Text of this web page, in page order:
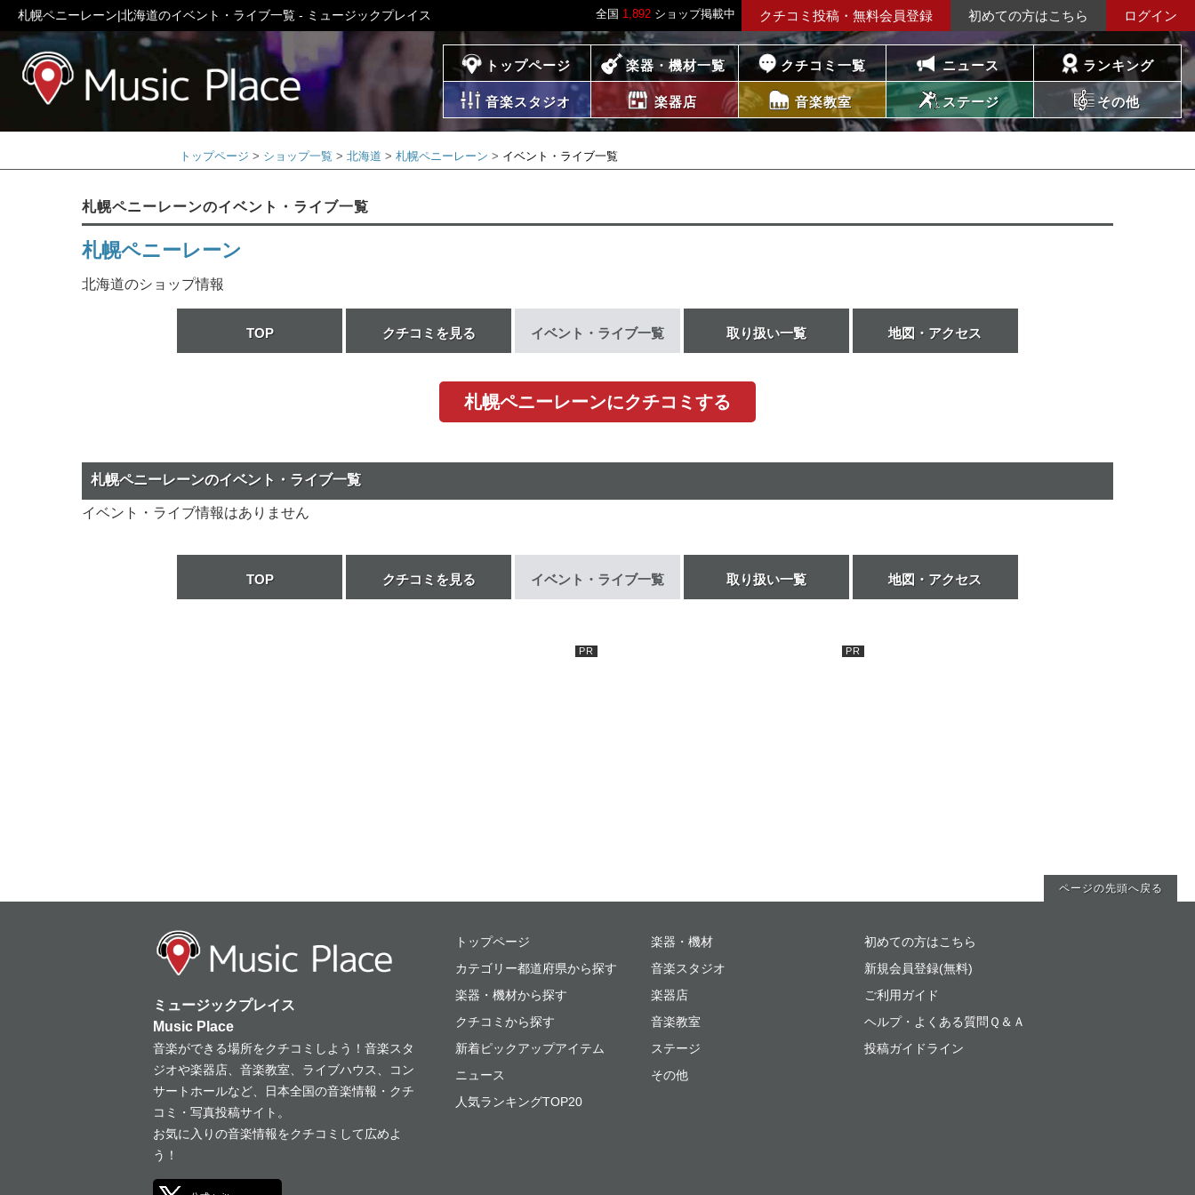
全国 1,892 ショップ掲載中 クチコミ投稿・無料会員登録 初めての方はこちら ログイン
札幌ペニーレーン|北海道のイベント・ライブ一覧 - ミュージックプレイス
ミュージックプレイス トップページ 楽器・機材一覧 クチコミ一覧 ニュース ランキング
音楽スタジオ 楽器店 音楽教室 ステージ その他
トップページ ショップ一覧 北海道 札幌ペニーレーン イベント・ライブ一覧
札幌ペニーレーンのイベント・ライブ一覧
札幌ペニーレーン
北海道のショップ情報
TOP クチコミを見る イベント・ライブ一覧 取り扱い一覧 地図・アクセス
札幌ペニーレーンにクチコミする
札幌ペニーレーンのイベント・ライブ一覧
イベント・ライブ情報はありません
TOP クチコミを見る イベント・ライブ一覧 取り扱い一覧 地図・アクセス
ページの先頭へ戻る
ミュージックプレイス
ミュージックプレイス
Music Place
音楽ができる場所をクチコミしよう！音楽スタ
ジオや楽器店、音楽教室、ライブハウス、コン
サートホールなど、日本全国の音楽情報・クチ
コミ・写真投稿サイト。
お気に入りの音楽情報をクチコミして広めよ
う！
トップページ
カテゴリー都道府県から探す
楽器・機材から探す
クチコミから探す
新着ピックアップアイテム
ニュース
人気ランキングTOP20
楽器・機材
音楽スタジオ
楽器店
音楽教室
ステージ
その他
初めての方はこちら
新規会員登録(無料)
ご利用ガイド
ヘルプ・よくある質問Ｑ＆Ａ
投稿ガイドライン